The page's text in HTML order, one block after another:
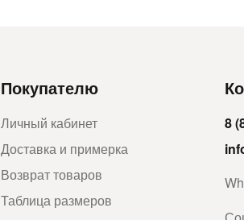
Покупателю
Личный кабинет
Доставка и примерка
Возврат товаров
Таблица размеров
8